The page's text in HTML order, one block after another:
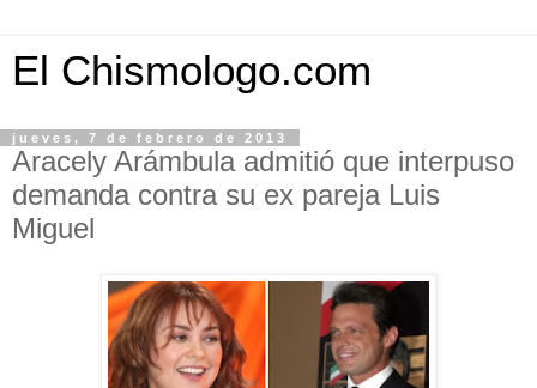
El Chismologo.com
jueves, 7 de febrero de 2013
Aracely Arámbula admitió que interpuso
demanda contra su ex pareja Luis
Miguel